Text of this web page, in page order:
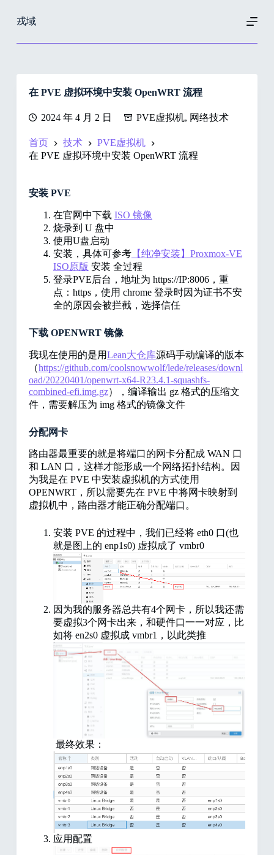
过
戎域
在 PVE 虚拟环境中安装 OpenWRT 流程
2024 年 4 月 2 日 PVE虚拟机, 网络技术
首页 技术
PVE虚拟机
在 PVE 虚拟环境中安装 OpenWRT 流程
安装 PVE
在官网中下载 ISO 镜像
烧录到 U 盘中
使用U盘启动
安装，具体可参考【纯净安装】Proxmox-VE
ISO原版 安装 全过程
登录PVE后台，地址为 https://IP:8006，重
点：https，使用 chrome 登录时因为证书不安
全的原因会被拦截，选择信任
下载 OPENWRT 镜像
我现在使用的是用Lean大仓库源码手动编译的版本
（https://github.com/coolsnowwolf/lede/releases/downl
oad/20220401/openwrt-x64-R23.4.1-squashfs-
combined-efi.img.gz），编译输出 gz 格式的压缩文
件，需要解压为 img 格式的镜像文件
分配网卡
路由器最重要的就是将端口的网卡分配成 WAN 口
和 LAN 口，这样才能形成一个网络拓扑结构。因
为我是在 PVE 中安装虚拟机的方式使用
OPENWRT，所以需要先在 PVE 中将网卡映射到
虚拟机中，路由器才能正确分配端口。
安装 PVE 的过程中，我们已经将 eth0 口(也
就是图上的 enp1s0) 虚拟成了 vmbr0
因为我的服务器总共有4个网卡，所以我还需
要虚拟3个网卡出来，和硬件口一一对应，比
如将 en2s0 虚拟成 vmbr1，以此类推
最终效果：
应用配置